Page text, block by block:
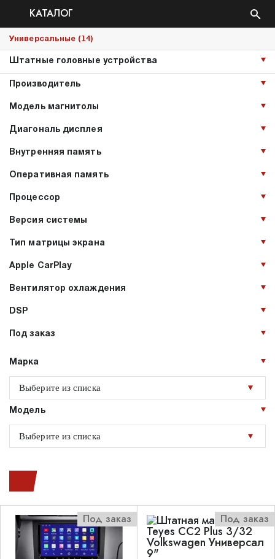
КАТАЛОГ
Универсальные (14)
Штатные головные устройства
Производитель
Модель магнитолы
Диагональ дисплея
Внутренняя память
Оперативная память
Процессор
Версия системы
Тип матрицы экрана
Apple CarPlay
Вентилятор охлаждения
DSP
Под заказ
Марка
Модель
Под заказ Под заказ